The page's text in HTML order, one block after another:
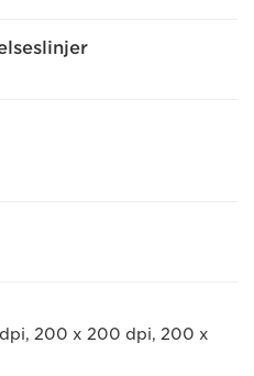
200 x 200 dpi, 200 x